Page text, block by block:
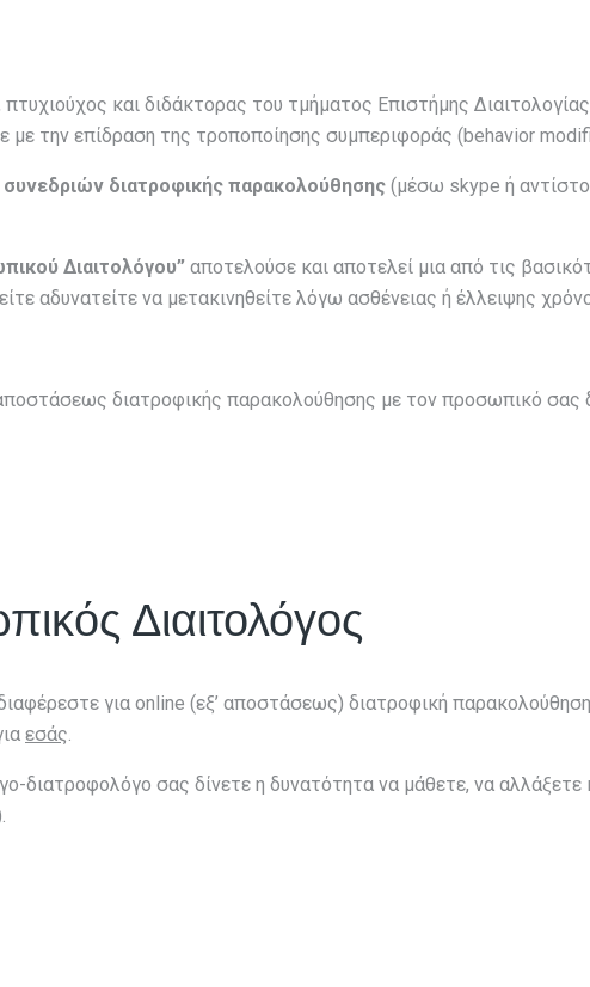
πτυχιούχος και διδάκτορας του τμήματος Επιστήμης
την επίδραση της τροποποίησης συμπεριφοράς (behavior
συνεδριών διατροφικής παρακολούθησης (μέσω skype ή
Διαιτολόγου” αποτελούσε και αποτελεί μια από τις
αδυνατείτε να μετακινηθείτε λόγω ασθένειας ή έλλειψης
διατροφικής παρακολούθησης με τον προσωπικό σας
Διαιτολόγος
για online (εξ’ αποστάσεως) διατροφική
εσάς.
σας δίνετε η δυνατότητα να μάθετε, να